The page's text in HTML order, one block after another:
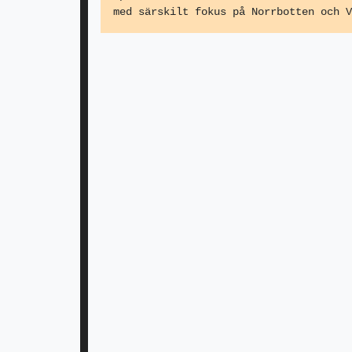
med särskilt fokus på Norrbotten och